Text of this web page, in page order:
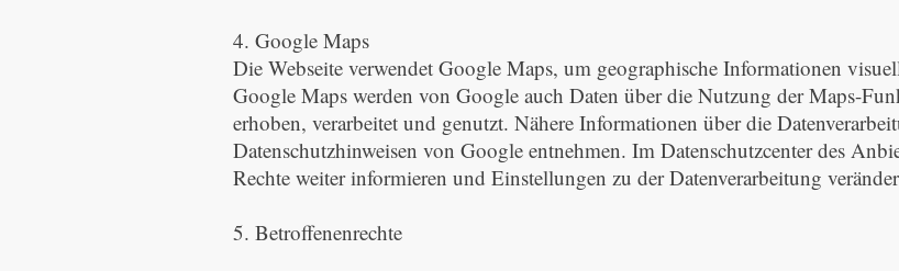
4. Google Maps
Die Webseite verwendet Google Maps, um geographische Informationen
Google Maps werden von Google auch Daten über die Nutzung der Maps-
erhoben, verarbeitet und genutzt. Nähere Informationen über die
Datenschutzhinweisen von Google entnehmen. Im Datenschutzcenter des
Rechte weiter informieren und Einstellungen zu der Datenverarbeitung
5. Betroffenenrechte